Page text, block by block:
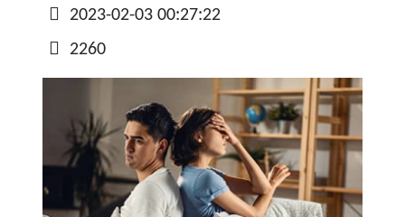
Detalles
2023-02-03 00:27:22
2260